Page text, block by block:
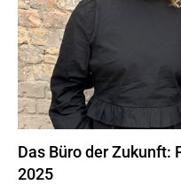
Das Büro der Zukunft:
2025